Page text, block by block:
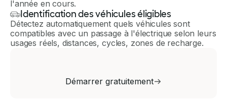
Démarrer gratuitement
l'année en cours.
Identification des véhicules éligibles
Détectez automatiquement quels véhicules sont
compatibles avec un passage à l'électrique selon leurs
usages réels, distances, cycles, zones de recharge.